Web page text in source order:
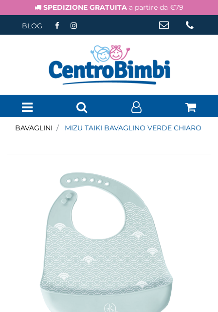
SPEDIZIONE GRATUITA a partire da €79
BLOG
Open menu
BAVAGLINI MIZU TAIKI BAVAGLINO VERDE CHIARO